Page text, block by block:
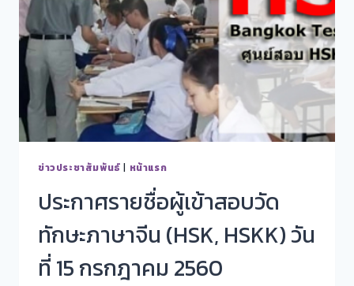
ข่าวประชาสัมพันธ์ หน้าแรก
ประกาศรายชื่อผู้เข้าสอบวัด
ทักษะภาษาจีน (HSK, HSKK) วัน
ที่ 15 กรกฎาคม 2560